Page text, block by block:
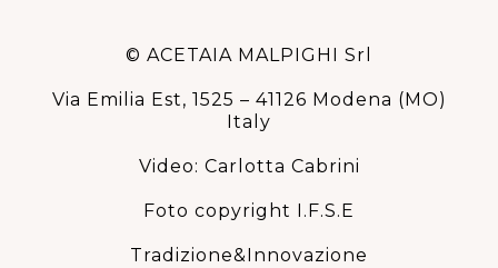
© ACETAIA MALPIGHI Srl
Via Emilia Est, 1525 – 41126 Modena (MO)
Italy
Video: Carlotta Cabrini
Foto copyright I.F.S.E
Tradizione&Innovazione